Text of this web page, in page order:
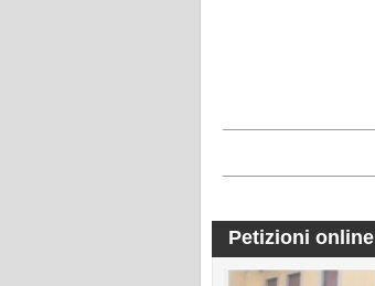
Petizioni online